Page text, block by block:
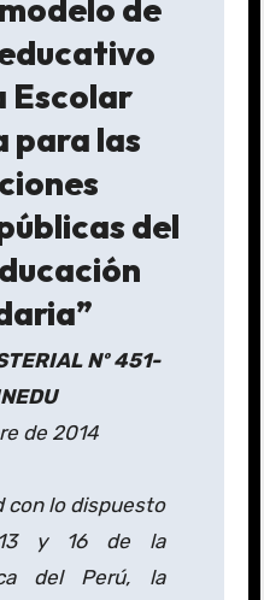
de
Escolar
para las
del
Nº 451-
de 2014
con lo dispuesto
y 16 de la
del Perú, la